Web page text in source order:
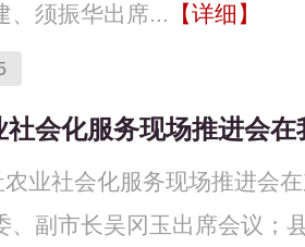
、须振华出席... 【详细】
会化服务现场推进会在
业社会化服务现场推进会
副市长吴冈玉出席会议；